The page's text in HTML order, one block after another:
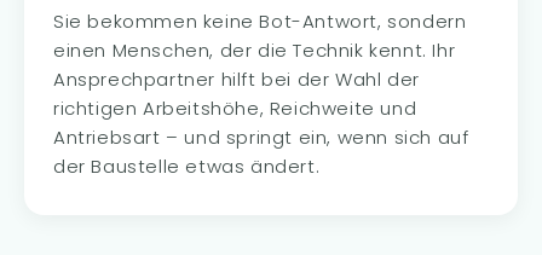
Sie bekommen keine Bot-Antwort, sondern
einen Menschen, der die Technik kennt. Ihr
Ansprechpartner hilft bei der Wahl der
richtigen Arbeitshöhe, Reichweite und
Antriebsart – und springt ein, wenn sich auf
der Baustelle etwas ändert.